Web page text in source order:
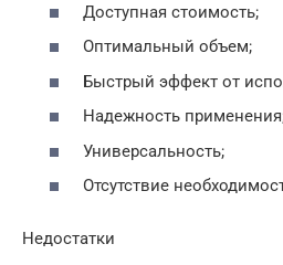
Доступная стоимость;
Оптимальный объем;
Быстрый эффект от
Надежность
Универсальность;
Отсутствие
Недостатки